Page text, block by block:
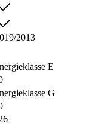
2013
E
G